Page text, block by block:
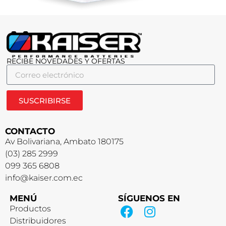
RECIBE NOVEDADES Y OFERTAS
SUSCRIBIRSE
CONTACTO
Av Bolivariana, Ambato 180175
(03) 285 2999
099 365 6808
info@kaiser.com.ec
MENÚ
Productos
Distribuidores
SÍGUENOS EN